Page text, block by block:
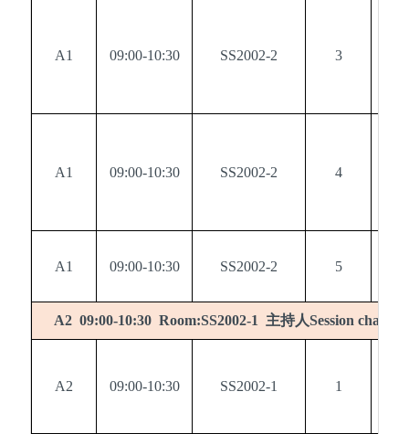
A1 09:00-10:30 SS2002-2 3
A1 09:00-10:30 SS2002-2 4
A1 09:00-10:30 SS2002-2 5
A2 09:00-10:30 Room:SS2002-1 主持人Session chair
A2 09:00-10:30 SS2002-1 1